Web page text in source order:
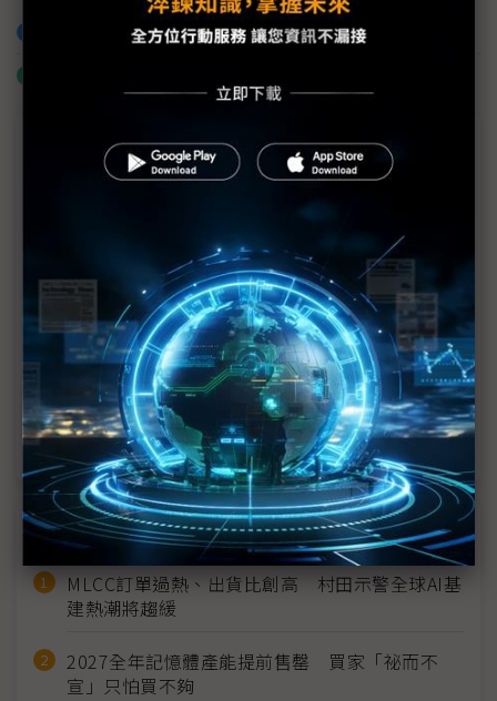
加入已選取到「關鍵字追蹤」
議題精選－SID顯示大秀登場
SID「第四代WOLED」大秀登場 LGD瞄準AI電視、
電競高階市場
終極QD顯示又進化 SDC加碼炫最高解析度OLEDoS
唯一Micro LED AR反射成像、獨創Mini LED CarUX
智慧座艙顯身手
近７天熱門報導
MLCC訂單過熱、出貨比創高 村田示警全球AI基
建熱潮將趨緩
2027全年記憶體產能提前售罄 買家「祕而不
宣」只怕買不夠